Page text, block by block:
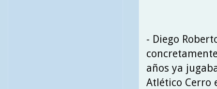
- Diego
años ya
Atlético Cerro